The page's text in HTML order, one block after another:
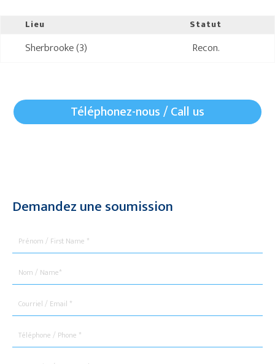
Lieu Statut
Sherbrooke (3) Recon.
Téléphonez-nous / Call us
Demandez une soumission